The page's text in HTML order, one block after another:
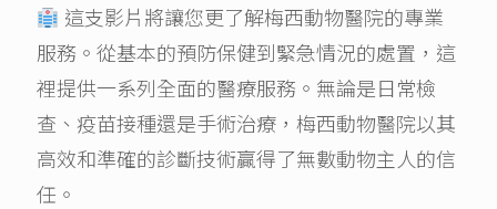
這支影片將讓您更了解梅西動物醫院的專業
服務。從基本的預防保健到緊急情況的處置，這
裡提供一系列全面的醫療服務。無論是日常檢
查、疫苗接種還是手術治療，梅西動物醫院以其
高效和準確的診斷技術贏得了無數動物主人的信
任。